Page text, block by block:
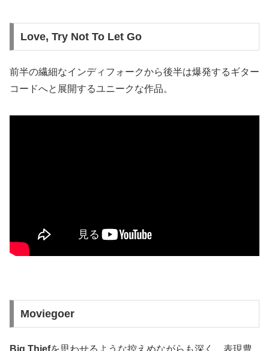
Love, Try Not To Let Go
前半の繊細なインディフォークから後半は爆発するギター
コードへと展開するユニークな作品。
Moviegoer